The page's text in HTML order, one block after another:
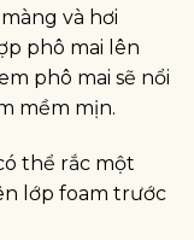
và hơi
phô mai lên
phô mai sẽ nổi
mềm mịn.
thể rắc một
lớp foam trước